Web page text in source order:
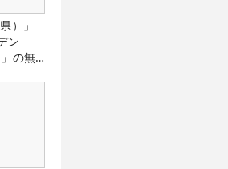
）」
ン
の無